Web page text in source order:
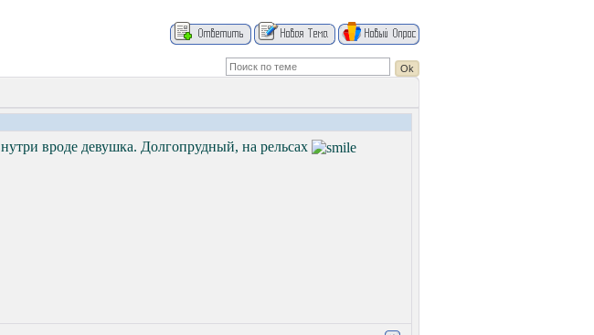
вроде девушка. Долгопрудный, на рельсах